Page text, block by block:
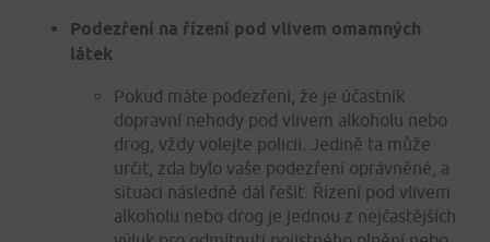
Podezření na řízení pod vlivem omamných
látek
Pokud máte podezření, že je účastník
dopravní nehody pod vlivem alkoholu nebo
drog, vždy volejte policii. Jedině ta může
určit, zda bylo vaše podezření oprávněné, a
situaci následně dál řešit. Řízení pod vlivem
alkoholu nebo drog je jednou z nejčastějších